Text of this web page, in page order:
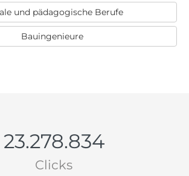
und pädagogische Berufe
Bauingenieure
23.278.834
Clicks